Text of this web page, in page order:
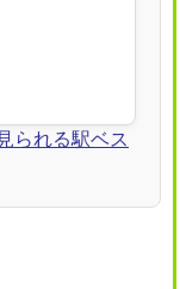
られる駅ベス